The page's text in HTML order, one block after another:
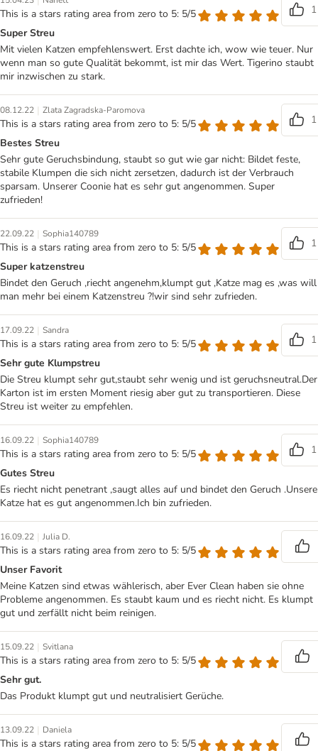
This is a stars rating area from zero to 5: 5/5
1
Super Streu
Mit vielen Katzen empfehlenswert. Erst dachte ich, wow wie teuer. Nur
wenn man so gute Qualität bekommt, ist mir das Wert. Tigerino staubt
mir inzwischen zu stark.
08.12.22 | Zlata Zagradska-Paromova
This is a stars rating area from zero to 5: 5/5
1
Bestes Streu
Sehr gute Geruchsbindung, staubt so gut wie gar nicht: Bildet feste,
stabile Klumpen die sich nicht zersetzen, dadurch ist der Verbrauch
sparsam. Unserer Coonie hat es sehr gut angenommen. Super
zufrieden!
22.09.22 | Sophia140789
This is a stars rating area from zero to 5: 5/5
1
Super katzenstreu
Bindet den Geruch ,riecht angenehm,klumpt gut ,Katze mag es ,was will
man mehr bei einem Katzenstreu ?!wir sind sehr zufrieden.
17.09.22 | Sandra
This is a stars rating area from zero to 5: 5/5
1
Sehr gute Klumpstreu
Die Streu klumpt sehr gut,staubt sehr wenig und ist geruchsneutral.Der
Karton ist im ersten Moment riesig aber gut zu transportieren. Diese
Streu ist weiter zu empfehlen.
16.09.22 | Sophia140789
This is a stars rating area from zero to 5: 5/5
1
Gutes Streu
Es riecht nicht penetrant ,saugt alles auf und bindet den Geruch .Unsere
Katze hat es gut angenommen.Ich bin zufrieden.
16.09.22 | Julia D.
This is a stars rating area from zero to 5: 5/5
Unser Favorit
Meine Katzen sind etwas wählerisch, aber Ever Clean haben sie ohne
Probleme angenommen. Es staubt kaum und es riecht nicht. Es klumpt
gut und zerfällt nicht beim reinigen.
15.09.22 | Svitlana
This is a stars rating area from zero to 5: 5/5
Sehr gut.
Das Produkt klumpt gut und neutralisiert Gerüche.
13.09.22 | Daniela
This is a stars rating area from zero to 5: 5/5